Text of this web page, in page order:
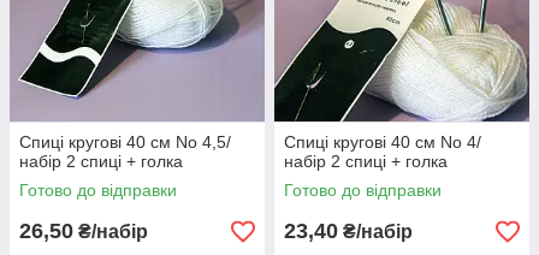
Спиці кругові 40 см No 4,5/
набір 2 спиці + голка
Готово до відправки
26,50 ₴/набір
Спиці кругові 40 см No 4/
набір 2 спиці + голка
Готово до відправки
23,40 ₴/набір